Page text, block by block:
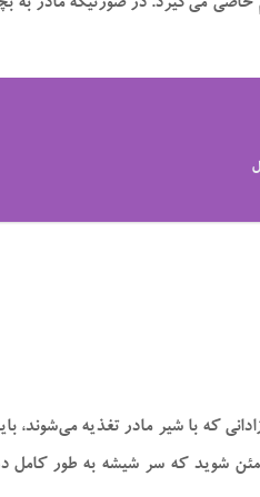
می‌گیرد. در صورتیکه مادر به
که با شیر مادر تغذیه می‌شوند،
شوید که سر شیشه به طور کامل